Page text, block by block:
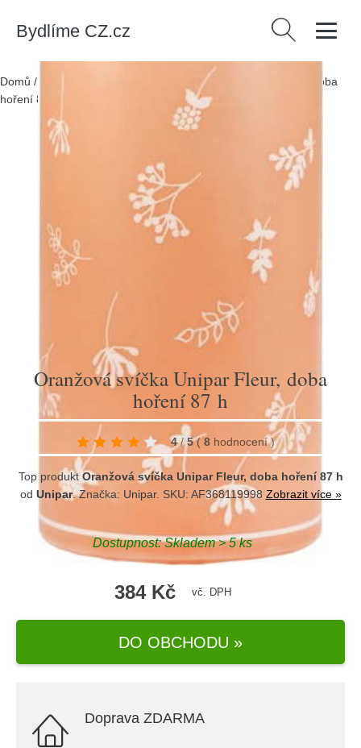
Bydlíme CZ.cz Vyhledávání
Domů /
Oranžová svíčka Unipar Fleur, doba
hoření 87 h
Oranžová svíčka Unipar Fleur, doba
hoření 87 h
4 / 5 ( 8 hodnocení)
Top produkt Oranžová svíčka Unipar Fleur, doba hoření 87 h
od Unipar. Značka: Unipar. SKU: AF368119998 Zobrazit více »
Dostupnost:Skladem > 5 ks
384 Kč vč. DPH
DO OBCHODU »
Doprava ZDARMA